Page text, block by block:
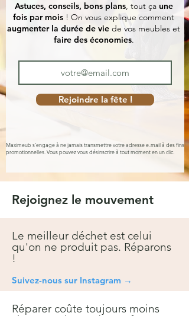
Astuces, conseils, bons plans, tout ça une
fois par mois ! On vous explique comment
augmenter la durée de vie de vos meubles et
faire des économies.
Rejoindre la fête !
Maximeub s'engage à ne jamais transmettre votre adresse e-mail à des fins
promotionnelles. Vous pouvez vous désinscrire à tout moment en un clic.
Rejoignez le mouvement
Le meilleur déchet est celui
qu'on ne produit pas. Réparons
!
Suivez-nous sur Instagram →
Réparer coûte toujours moins